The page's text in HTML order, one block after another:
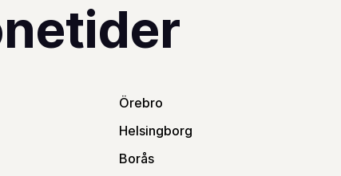
Örebro
Helsingborg
Borås